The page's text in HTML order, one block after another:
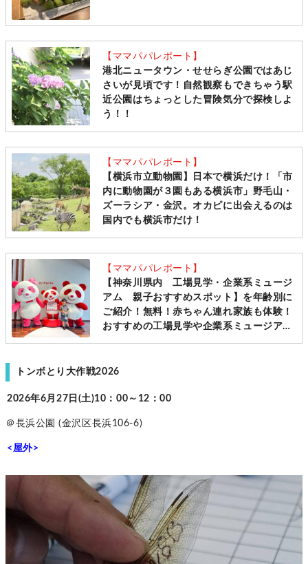
【ママパパレポート】
港北ニュータウン・せせらぎ公園ではあじ
さいが見頃です！自然観察もできちゃう駅
近公園はちょっとした冒険気分で探検しよ
う！！
【ママパパレポート】
【横浜市立動物園】日本で横浜だけ！「市
内に動物園が３園もある横浜市」野毛山・
ズーラシア・金沢。オカピに出会えるのは
国内でも横浜市だけ！
【ママパパレポート】
【神奈川県内 工場見学・企業系ミュージ
アム 親子おすすめスポット】を年齢別に
ご紹介！無料！赤ちゃん連れ家族も体験！
おすすめの工場見学や企業系ミュージアム
トンボとり大作戦2026
2026年6月27日(土)10：00～12：00
＠長浜公園 (金沢区長浜106-6)
<屋外>